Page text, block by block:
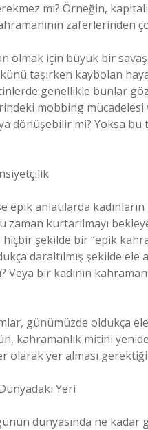
mi? Örneğin,
zaferlerinden
olmak için büyük bir
taşırken kaybolan
genellikle bunlar
mobbing
dönüşebilir mi? Yoksa
anlatılarda
zaman kurtarılmayı
hiçbir şekilde bir “epik
daraltılmış şekilde
Veya bir kadının
günümüzde oldukça
kahramanlık mitini
olarak yer alması
Yeri
dünyasında ne